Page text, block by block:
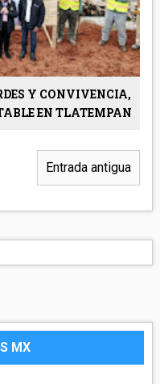
Y CONVIVENCIA,
EN TLATEMPAN
Entrada antigua
MX